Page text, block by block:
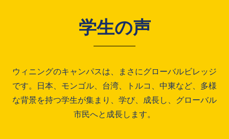
学生の声
ウィニングのキャンパスは、まさにグローバルビレッジ
です。日本、モンゴル、台湾、トルコ、中東など、多様
な背景を持つ学生が集まり、学び、成長し、グローバル
市民へと成長します。